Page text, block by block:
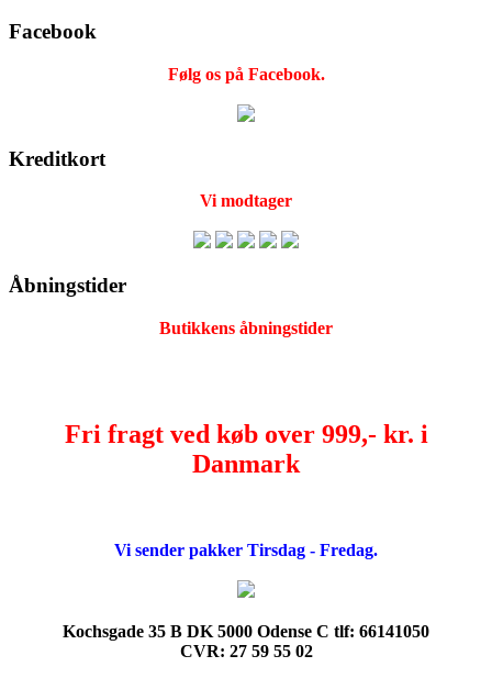
Facebook
Følg os på Facebook.
Kreditkort
Vi modtager
Åbningstider
Butikkens åbningstider
Fri fragt ved køb over 999,- kr. i
Danmark
Vi sender pakker Tirsdag - Fredag.
Kochsgade 35 B DK 5000 Odense C tlf: 66141050
CVR: 27 59 55 02